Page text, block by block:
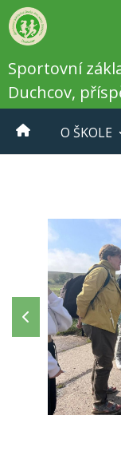
Sportovní
Duchcov,
O ŠKOLE